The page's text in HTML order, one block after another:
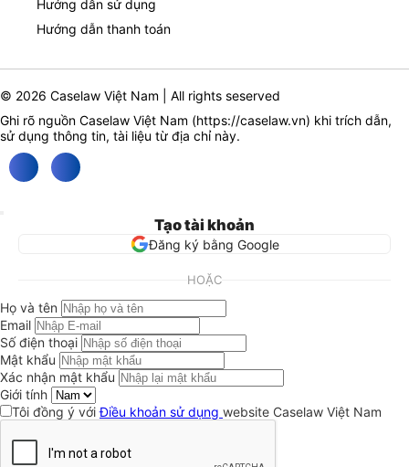
Hướng dẫn sử dụng
Hướng dẫn thanh toán
© 2026 Caselaw Việt Nam | All rights seserved
Ghi rõ nguồn Caselaw Việt Nam (https://caselaw.vn) khi trích dẫn,
sử dụng thông tin, tài liệu từ địa chỉ này.
Tạo tài khoản
Đăng ký bằng Google
HOẶC
Họ và tên
Email
Số điện thoại
Mật khẩu
Xác nhận mật khẩu
Giới tính
Tôi đồng ý vớiĐiều khoản sử dụng website Caselaw Việt Nam